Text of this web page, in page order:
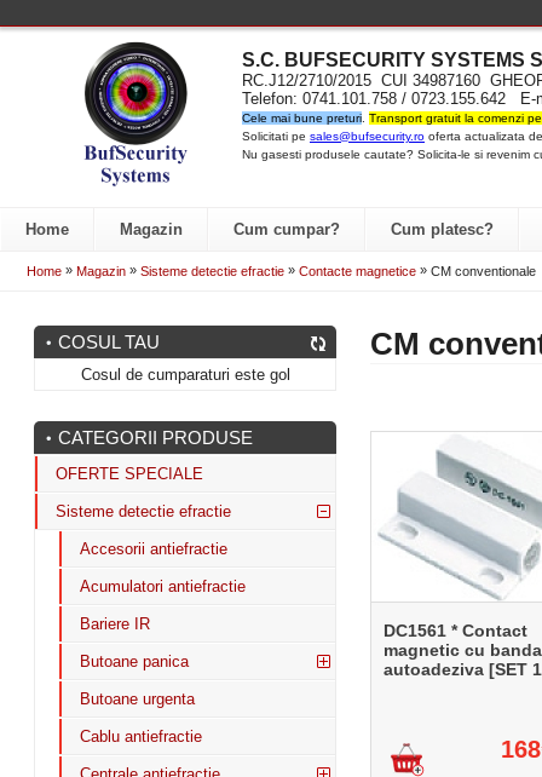
S.C. BUFSECURITY SYSTEMS
RC.J12/2710/2015 CUI 34987160
Telefon: 0741.101.758 / 0723.155.642
Cele mai bune preturi Transport gratuit la comenzi
Solicitati pe sales@bufsecurity.ro oferta actualizata
Nu gasesti produsele cautate? Solicita-le si revenim
Home Magazin Cum cumpar? Cum platesc?
Home » Magazin » Sisteme detectie efractie » Contacte magnetice » CM conventionale
CM
DC1561 * Contact
magnetic cu banda
autoadeziva [SET
168
COSUL TAU
Cosul de cumparaturi este gol
CATEGORII PRODUSE
OFERTE SPECIALE
Sisteme detectie efractie
Accesorii antiefractie
Acumulatori antiefractie
Bariere IR
Butoane panica
Butoane urgenta
Cablu antiefractie